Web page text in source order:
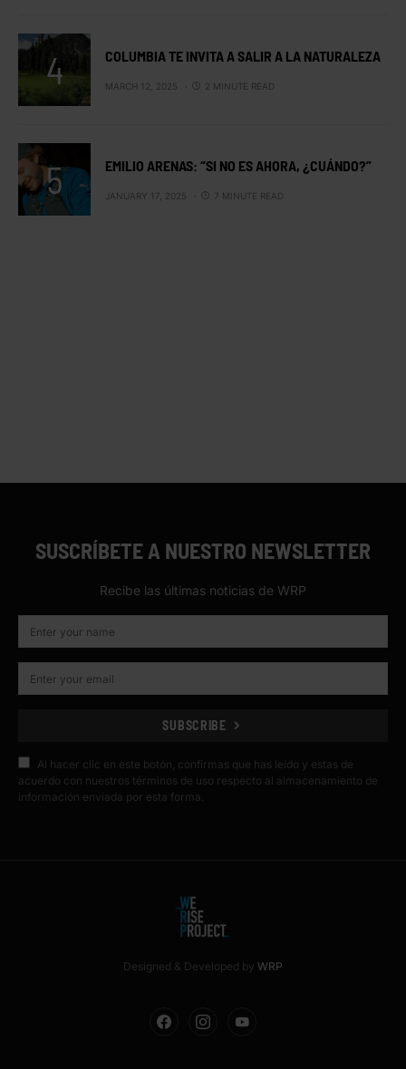
COLUMBIA TE INVITA A SALIR A LA NATURALEZA
MARCH 12, 2025 2 MINUTE READ
EMILIO ARENAS: “SI NO ES AHORA, ¿CUÁNDO?”
JANUARY 17, 2025 7 MINUTE READ
SUSCRÍBETE A NUESTRO NEWSLETTER
Recibe las últimas noticias de WRP
SUBSCRIBE
Al hacer clic en este botón, confirmas que has leído y estas de
acuerdo con nuestros términos de uso respecto al almacenamiento de
información enviada por esta forma.
Designed & Developed by WRP